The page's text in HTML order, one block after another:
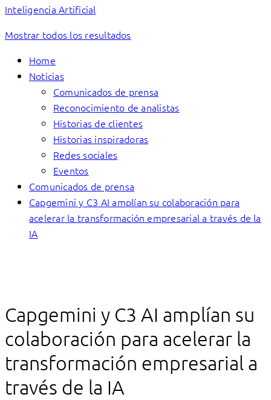
Inteligencia Artificial
Mostrar todos los resultados
Home
Noticias
Comunicados de prensa
Reconocimiento de analistas
Historias de clientes
Historias inspiradoras
Redes sociales
Eventos
Comunicados de prensa
Capgemini y C3 AI amplían su colaboración para
acelerar la transformación empresarial a través de la
IA
Capgemini y C3 AI amplían su
colaboración para acelerar la
transformación empresarial a
través de la IA